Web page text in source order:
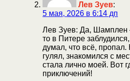
Лев Зуев:
5 мая, 2026 в 6:14 дп
Лев Зуев: Да,
то в Питере
думал, что всё,
гулял, знакомился с
стала лично моей. Вот
приключений!